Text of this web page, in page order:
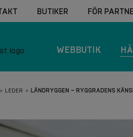
BUTIKER FÖR
WEBBUTIK
LEDER LÄNDRYGGEN – RYGGRADENS